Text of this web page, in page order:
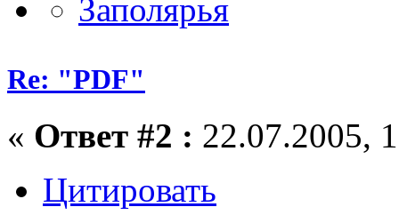
Re: "PDF"
« Ответ #2 : 22.07.2005,
Цитировать